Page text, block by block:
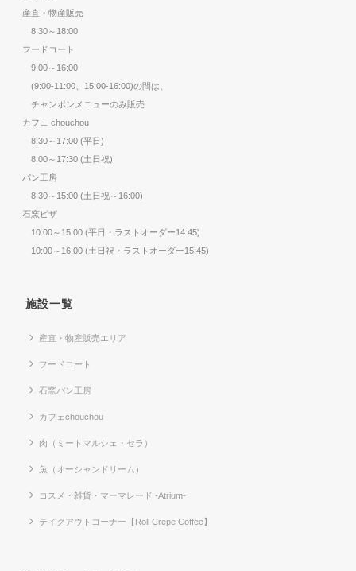
産直・物産販売
8:30～18:00
フードコート
9:00～16:00
(9:00-11:00、15:00-16:00)の間は、
チャンポンメニューのみ販売
カフェ chouchou
8:30～17:00 (平日)
8:00～17:30 (土日祝)
パン工房
8:30～15:00 (土日祝～16:00)
石窯ピザ
10:00～15:00 (平日・ラストオーダー14:45)
10:00～16:00 (土日祝・ラストオーダー15:45)
施設一覧
産直・物産販売エリア
フードコート
石窯パン工房
カフェchouchou
肉（ミートマルシェ・セラ）
魚（オーシャンドリーム）
コスメ・雑貨・マーマレード -Atrium-
テイクアウトコーナー【Roll Crepe Coffee】